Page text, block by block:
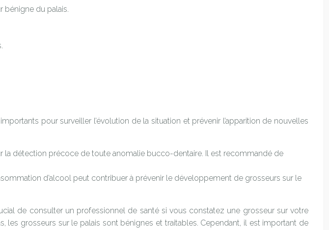
bénigne du palais.
pour surveiller l’évolution de la situation et prévenir l’apparition de nouvelles
la détection précoce de toute anomalie bucco-dentaire. Il est recommandé de
d’alcool peut contribuer à prévenir le développement de grosseurs sur le
de consulter un professionnel de santé si vous constatez une grosseur sur votre
les grosseurs sur le palais sont bénignes et traitables. Cependant, il est important de